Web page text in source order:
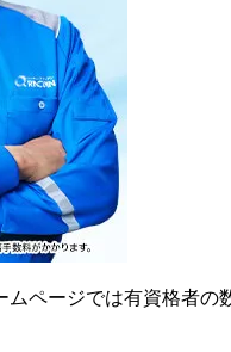
ページでは有資格者の